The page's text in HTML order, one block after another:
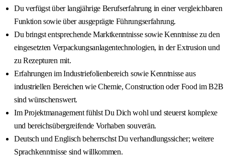
Du verfügst über langjährige Berufserfahrung in einer vergleichbaren
Funktion sowie über ausgeprägte Führungserfahrung.
Du bringst entsprechende Marktkenntnisse sowie Kenntnisse zu den
eingesetzten Verpackungsanlagentechnologien, in der Extrusion und
zu Rezepturen mit.
Erfahrungen im Industriefolienbereich sowie Kenntnisse aus
industriellen Bereichen wie Chemie, Construction oder Food im B2B
sind wünschenswert.
Im Projektmanagement fühlst Du Dich wohl und steuerst komplexe
und bereichsübergreifende Vorhaben souverän.
Deutsch und Englisch beherrschst Du verhandlungssicher; weitere
Sprachkenntnisse sind willkommen.